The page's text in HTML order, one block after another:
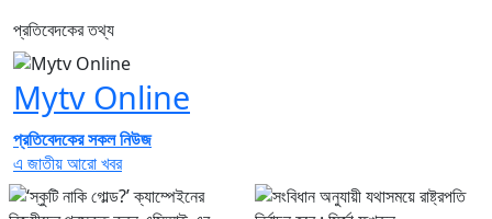
প্রতিবেদকের তথ্য
Mytv Online
প্রতিবেদকের সকল নিউজ
এ জাতীয় আরো খবর